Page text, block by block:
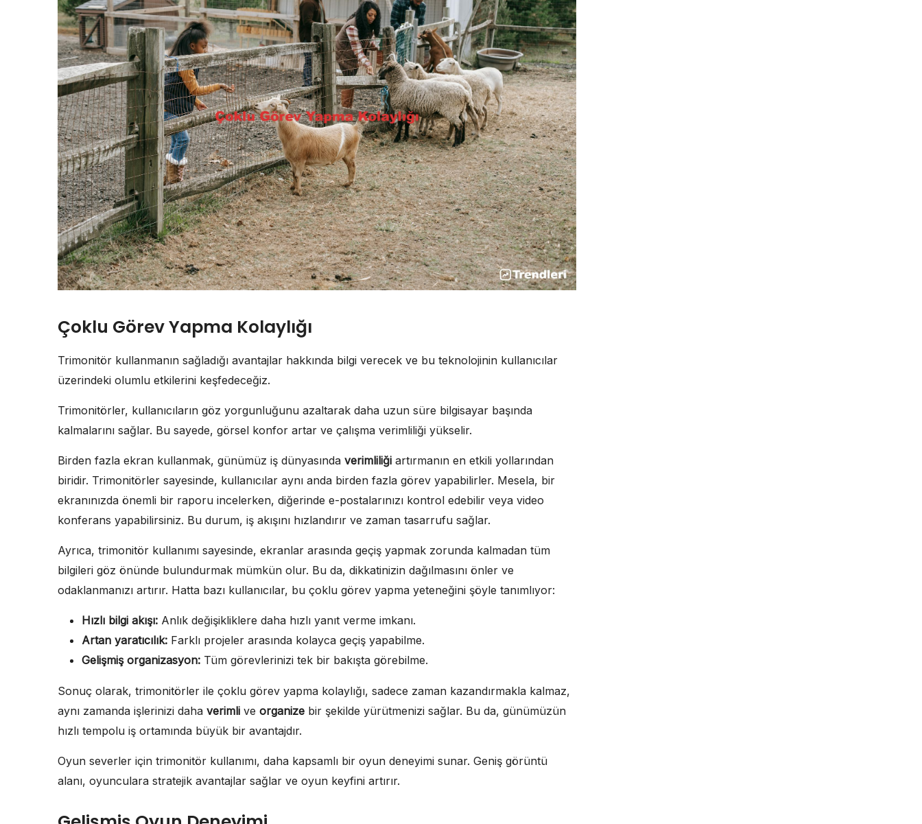
Çoklu Görev Yapma Kolaylığı
Trimonitör kullanmanın sağladığı avantajlar hakkında bilgi verecek ve bu teknolojinin kullanıcılar
üzerindeki olumlu etkilerini keşfedeceğiz.
Trimonitörler, kullanıcıların göz yorgunluğunu azaltarak daha uzun süre bilgisayar başında
kalmalarını sağlar. Bu sayede, görsel konfor artar ve çalışma verimliliği yükselir.
Birden fazla ekran kullanmak, günümüz iş dünyasında verimliliği artırmanın en etkili yollarından
biridir. Trimonitörler sayesinde, kullanıcılar aynı anda birden fazla görev yapabilirler. Mesela, bir
ekranınızda önemli bir raporu incelerken, diğerinde e-postalarınızı kontrol edebilir veya video
konferans yapabilirsiniz. Bu durum, iş akışını hızlandırır ve zaman tasarrufu sağlar.
Ayrıca, trimonitör kullanımı sayesinde, ekranlar arasında geçiş yapmak zorunda kalmadan tüm
bilgileri göz önünde bulundurmak mümkün olur. Bu da, dikkatinizin dağılmasını önler ve
odaklanmanızı artırır. Hatta bazı kullanıcılar, bu çoklu görev yapma yeteneğini şöyle tanımlıyor:
Hızlı bilgi akışı: Anlık değişikliklere daha hızlı yanıt verme imkanı.
Artan yaratıcılık: Farklı projeler arasında kolayca geçiş yapabilme.
Gelişmiş organizasyon: Tüm görevlerinizi tek bir bakışta görebilme.
Sonuç olarak, trimonitörler ile çoklu görev yapma kolaylığı, sadece zaman kazandırmakla kalmaz,
aynı zamanda işlerinizi daha verimli ve organize bir şekilde yürütmenizi sağlar. Bu da, günümüzün
hızlı tempolu iş ortamında büyük bir avantajdır.
Oyun severler için trimonitör kullanımı, daha kapsamlı bir oyun deneyimi sunar. Geniş görüntü
alanı, oyunculara stratejik avantajlar sağlar ve oyun keyfini artırır.